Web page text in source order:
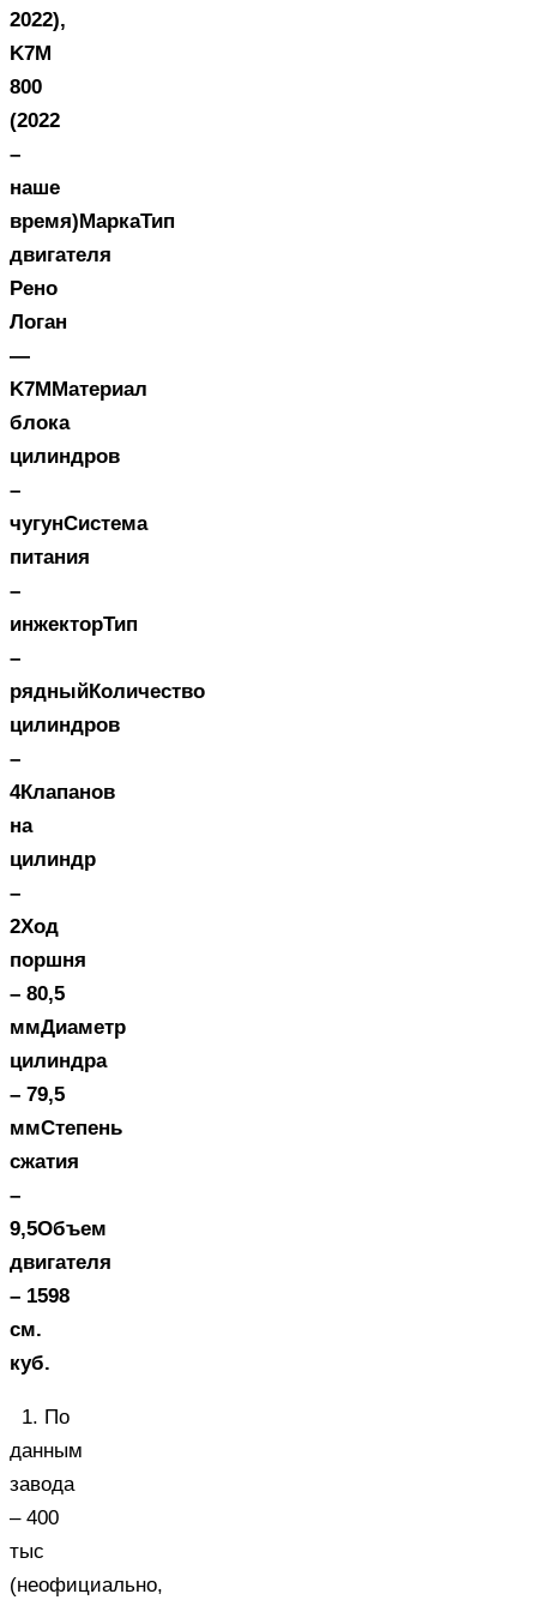
2022),
K7M
800
(2022
–
наше
время)МаркаТип
двигателя
Рено
Логан
—
K7MМатериал
блока
цилиндров
–
чугунСистема
питания
–
инжекторТип
–
рядныйКоличество
цилиндров
–
4Клапанов
на
цилиндр
–
2Ход
поршня
– 80,5
ммДиаметр
цилиндра
– 79,5
ммСтепень
сжатия
–
9,5Объем
двигателя
– 1598
см.
куб.
1. По
данным
завода
– 400
тыс
(неофициально,